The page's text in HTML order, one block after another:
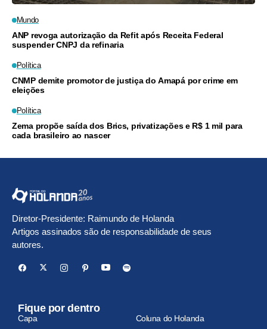
Mundo
ANP revoga autorização da Refit após Receita Federal
suspender CNPJ da refinaria
Política
CNMP demite promotor de justiça do Amapá por crime em
eleições
Política
Zema propõe saída dos Brics, privatizações e R$ 1 mil para
cada brasileiro ao nascer
Diretor-Presidente: Raimundo de Holanda
Artigos assinados são de responsabilidade de seus
autores.
Fique por dentro
Capa Coluna do Holanda